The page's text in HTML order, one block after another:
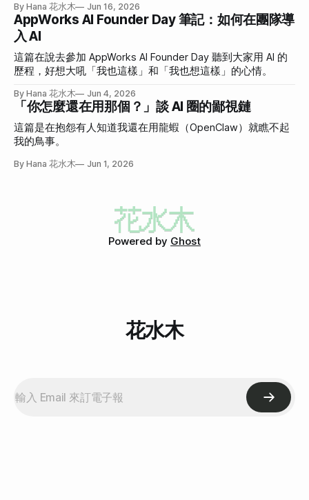
By Hana 花水木 Jun 16, 2026
AppWorks AI Founder Day 筆記：如何在團隊導
入 AI
這篇在說去參加 AppWorks AI Founder Day 聽到大家用 AI 的
歷程，好想大吼「我也這樣」和「我也想這樣」的心情。
By Hana 花水木 Jun 4, 2026
「你怎麼還在用那個？」談 AI 圈的鄙視鏈
這篇是在抱怨有人知道我還在用龍蝦（OpenClaw）就瞧不起
我的鳥事。
By Hana 花水木 Jun 1, 2026
Powered by Ghost
花水木